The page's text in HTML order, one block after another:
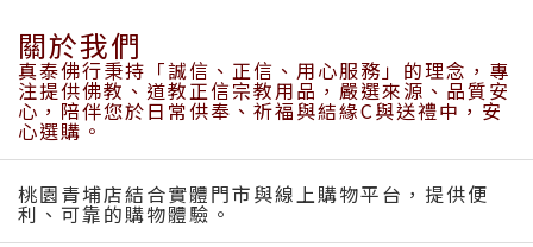
關於我們
真泰佛行秉持「誠信、正信、用心服務」的理念，專
注提供佛教、道教正信宗教用品，嚴選來源、品質安
心，陪伴您於日常供奉、祈福與結緣C與送禮中，安
心選購。
桃園青埔店結合實體門市與線上購物平台，提供便
利、可靠的購物體驗。